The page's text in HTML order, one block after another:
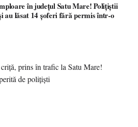
în județul Satu Mare! Polițiștii
au lăsat 14 șoferi fără permis într-o